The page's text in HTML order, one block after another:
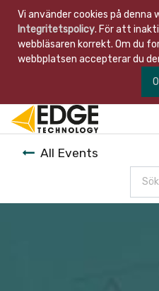
Vi använder cookies på denna
Integritetspolicy. För att
webbläsaren korrekt. Om du
webbplatsen accepterar du
All Events